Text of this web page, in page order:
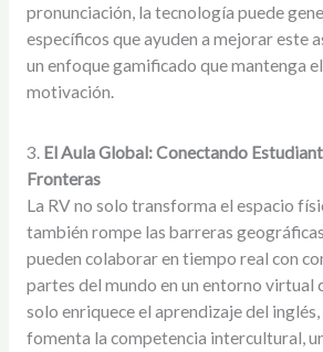
pronunciación, la tecnología puede
específicos que ayuden a mejorar este
un enfoque gamificado que mantenga
motivación.
3. El Aula Global: Conectando
Fronteras
La RV no solo transforma el espacio
también rompe las barreras
pueden colaborar en tiempo real con
partes del mundo en un entorno virtual
solo enriquece el aprendizaje del
fomenta la competencia intercultural,